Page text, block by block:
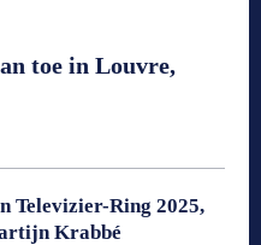
toe in Louvre,
Televizier-Ring 2025,
Krabbé